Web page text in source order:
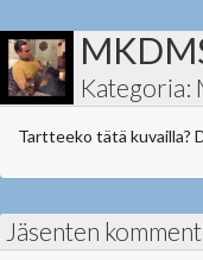
Kategoria:
Tartteeko tätä kuvailla?
Jäsenten